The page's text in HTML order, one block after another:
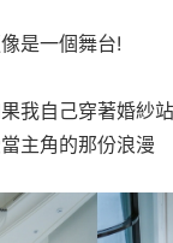
是一個舞台!
我自己穿著婚紗
主角的那份浪漫